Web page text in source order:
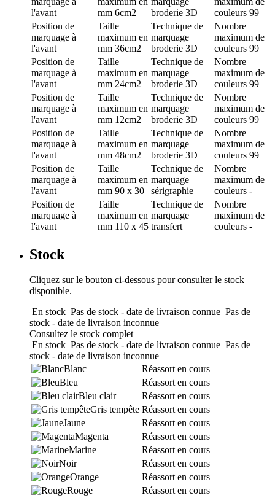
l'avant
mm 6cm2
broderie 3D
couleurs 99
Position de
marquage à
l'avant
Taille
maximum en
mm 36cm2
Technique de
marquage
broderie 3D
Nombre
maximum de
couleurs 99
Position de
marquage à
l'avant
Taille
maximum en
mm 24cm2
Technique de
marquage
broderie 3D
Nombre
maximum de
couleurs 99
Position de
marquage à
l'avant
Taille
maximum en
mm 12cm2
Technique de
marquage
broderie 3D
Nombre
maximum de
couleurs 99
Position de
marquage à
l'avant
Taille
maximum en
mm 48cm2
Technique de
marquage
broderie 3D
Nombre
maximum de
couleurs 99
Position de
marquage à
l'avant
Taille
maximum en
mm 90 x 30
Technique de
marquage
sérigraphie
Nombre
maximum de
couleurs -
Position de
marquage à
l'avant
Taille
maximum en
mm 110 x 45
Technique de
marquage
transfert
Nombre
maximum de
couleurs -
Stock
Cliquez sur le bouton ci-dessous pour consulter le stock
disponible.
En stock Pas de stock - date de livraison connue Pas de
stock - date de livraison inconnue
Consultez le stock complet
En stock Pas de stock - date de livraison connue Pas de
stock - date de livraison inconnue
Blanc
Réassort en cours
Bleu
Réassort en cours
Bleu clair
Réassort en cours
Gris tempête Réassort en cours
Jaune
Réassort en cours
Magenta
Réassort en cours
Marine
Réassort en cours
Noir
Réassort en cours
Orange
Réassort en cours
Rouge
Réassort en cours